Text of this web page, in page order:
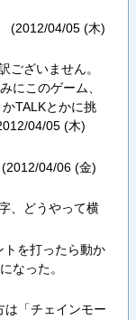
(2012/04/05 (木)
ございません。
にこのゲーム、
TALKとかに挑
04/05 (木)
2012/04/06 (金)
、どうやって横
トを打ったら動か
なった。
「チェインモー